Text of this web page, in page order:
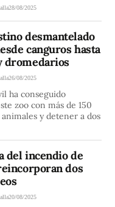
28/08/2025
desmantelado
canguros hasta
dromedarios
26/08/2025
ha conseguido
zoo con más de 150
y detener a dos
del incendio de
dos
20/08/2025